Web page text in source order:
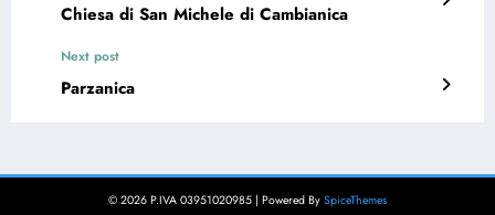
Chiesa di San Michele di Cambianica
Next post
Parzanica
© 2026 P.IVA 03951020985 | Powered By SpiceThemes